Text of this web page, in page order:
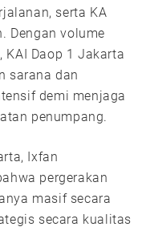
serta KA
Dengan volume
Daop 1 Jakarta
sarana dan
demi menjaga
penumpang.
Ixfan
pergerakan
masif secara
secara kualitas